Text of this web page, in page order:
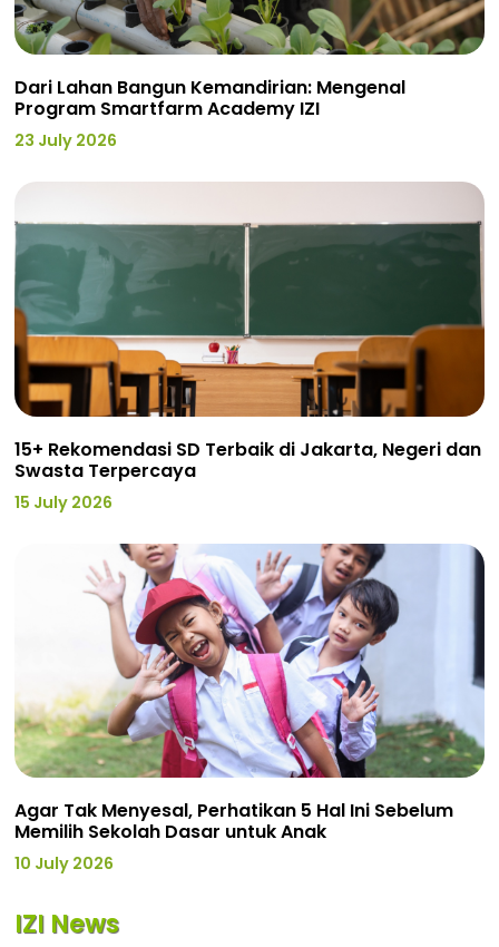
Dari Lahan Bangun Kemandirian: Mengenal
Program Smartfarm Academy IZI
23 July 2026
15+ Rekomendasi SD Terbaik di Jakarta, Negeri dan
Swasta Terpercaya
15 July 2026
Agar Tak Menyesal, Perhatikan 5 Hal Ini Sebelum
Memilih Sekolah Dasar untuk Anak
10 July 2026
IZI News